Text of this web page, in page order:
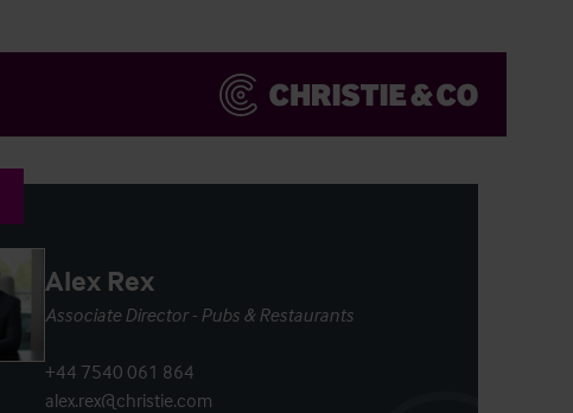
Alex Rex
Associate Director - Pubs & Restaurants
+44 7540 061 864
alex.rex@christie.com